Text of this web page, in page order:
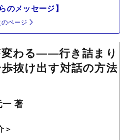
のメッセージ】
ページ
わる――行き詰まり
抜け出す対話の方法
一 著
＞